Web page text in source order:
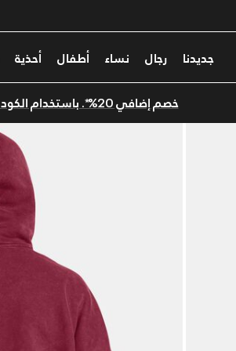
جديدنا رجال نساء أطفال أحذية
خصم إضافي 20%*. باستخدام الكود EXTRA20